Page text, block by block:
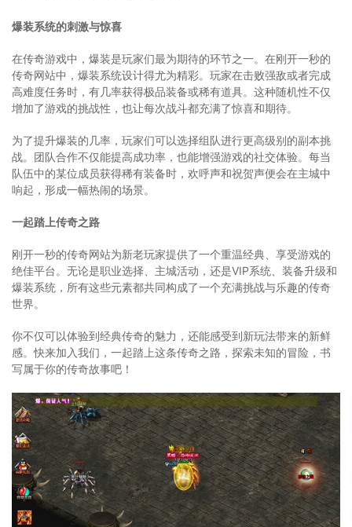
爆装系统的刺激与惊喜
在传奇游戏中，爆装是玩家们最为期待的环节之一。在刚开一秒的
传奇网站中，爆装系统设计得尤为精彩。玩家在击败强敌或者完成
高难度任务时，有几率获得极品装备或稀有道具。这种随机性不仅
增加了游戏的挑战性，也让每次战斗都充满了惊喜和期待。
为了提升爆装的几率，玩家们可以选择组队进行更高级别的副本挑
战。团队合作不仅能提高成功率，也能增强游戏的社交体验。每当
队伍中的某位成员获得稀有装备时，欢呼声和祝贺声便会在主城中
响起，形成一幅热闹的场景。
一起踏上传奇之路
刚开一秒的传奇网站为新老玩家提供了一个重温经典、享受游戏的
绝佳平台。无论是职业选择、主城活动，还是VIP系统、装备升级和
爆装系统，所有这些元素都共同构成了一个充满挑战与乐趣的传奇
世界。
你不仅可以体验到经典传奇的魅力，还能感受到新玩法带来的新鲜
感。快来加入我们，一起踏上这条传奇之路，探索未知的冒险，书
写属于你的传奇故事吧！